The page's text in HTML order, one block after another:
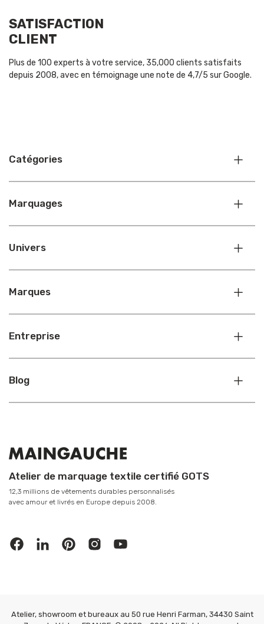
SATISFACTION
CLIENT
Plus de 100 experts à votre service, 35,000 clients satisfaits
depuis 2008, avec en témoignage une note de 4,7/5 sur Google.
Catégories
Marquages
Univers
Marques
Entreprise
Blog
Atelier de marquage textile certifié GOTS
12,3 millions de vêtements durables personnalisés
avec amour et livrés en Europe depuis 2008.
Atelier, showroom et bureaux au 50 rue Henri Farman, 34430 Saint